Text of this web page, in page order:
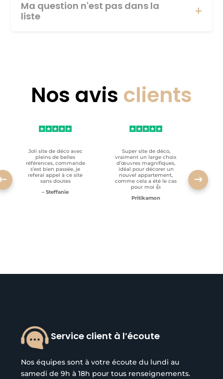
Ma question n'est pas dans la
liste
Nos avis clients
Joli site de déco avec
pleins de belles
références, commande
s’est bien passée, je
referai appel à ce site
sans doutes
– Steffanie
Super site de déco,
vraiment un large choix
d’œuvres magnifiques,
idéal pour décorer un
nouvel appartement,
comme cela a été le cas
pour moi 👍
Pritikamon
Service client à l’écoute
Nos équipes sont à votre écoute du lundi au
samedi de 9h à 18h pour tous renseignements.